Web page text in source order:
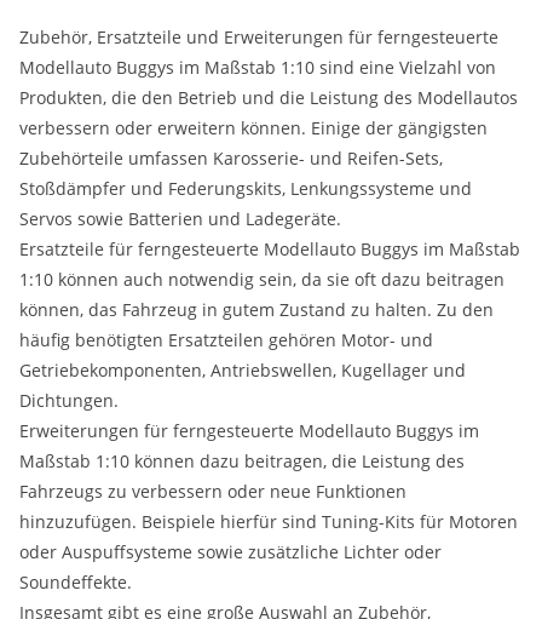
Zubehör, Ersatzteile und Erweiterungen für ferngesteuerte
Modellauto Buggys im Maßstab 1:10 sind eine Vielzahl von
Produkten, die den Betrieb und die Leistung des Modellautos
verbessern oder erweitern können. Einige der gängigsten
Zubehörteile umfassen Karosserie- und Reifen-Sets,
Stoßdämpfer und Federungskits, Lenkungssysteme und
Servos sowie Batterien und Ladegeräte.
Ersatzteile für ferngesteuerte Modellauto Buggys im Maßstab
1:10 können auch notwendig sein, da sie oft dazu beitragen
können, das Fahrzeug in gutem Zustand zu halten. Zu den
häufig benötigten Ersatzteilen gehören Motor- und
Getriebekomponenten, Antriebswellen, Kugellager und
Dichtungen.
Erweiterungen für ferngesteuerte Modellauto Buggys im
Maßstab 1:10 können dazu beitragen, die Leistung des
Fahrzeugs zu verbessern oder neue Funktionen
hinzuzufügen. Beispiele hierfür sind Tuning-Kits für Motoren
oder Auspuffsysteme sowie zusätzliche Lichter oder
Soundeffekte.
Insgesamt gibt es eine große Auswahl an Zubehör,